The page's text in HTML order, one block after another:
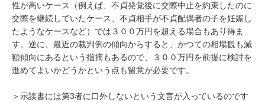
性が高いケース（例えば、不貞発覚後に交際中止を約束したのに
交際を継続していたケース、不貞相手が不貞配偶者の子を妊娠し
たようなケースなど）では３００万円を超える場合もあり得ま
す。逆に、最近の裁判例の傾向からすると、かつての相場観も減
額傾向にあるという指摘もあるので、３００万円を前提に検討を
進めてよいかどうかという点も留意が必要です。
＞示談書には第3者に口外しないという文言が入っているのです